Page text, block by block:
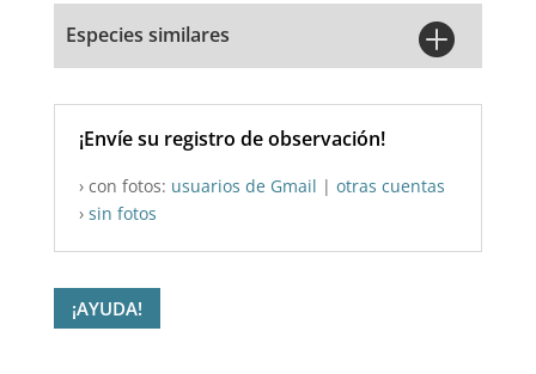
Especies similares 
¡Envíe su registro de observación!
› con fotos: usuarios de Gmail | otras cuentas
› sin fotos
¡AYUDA!